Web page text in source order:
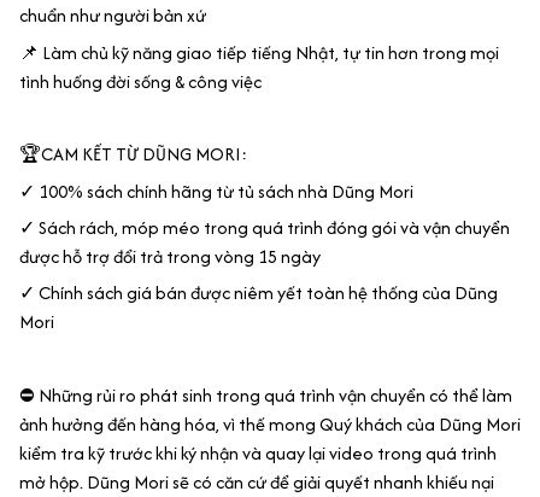
chuẩn như người bản xứ
📌 Làm chủ kỹ năng giao tiếp tiếng Nhật, tự tin hơn trong mọi
tình huống đời sống & công việc
🏆CAM KẾT TỪ DŨNG MORI:
✓ 100% sách chính hãng từ tủ sách nhà Dũng Mori
✓ Sách rách, móp méo trong quá trình đóng gói và vận chuyển
được hỗ trợ đổi trả trong vòng 15 ngày
✓ Chính sách giá bán được niêm yết toàn hệ thống của Dũng
Mori
⛔ Những rủi ro phát sinh trong quá trình vận chuyển có thể làm
ảnh hưởng đến hàng hóa, vì thế mong Quý khách của Dũng Mori
kiểm tra kỹ trước khi ký nhận và quay lại video trong quá trình
mở hộp. Dũng Mori sẽ có căn cứ để giải quyết nhanh khiếu nại